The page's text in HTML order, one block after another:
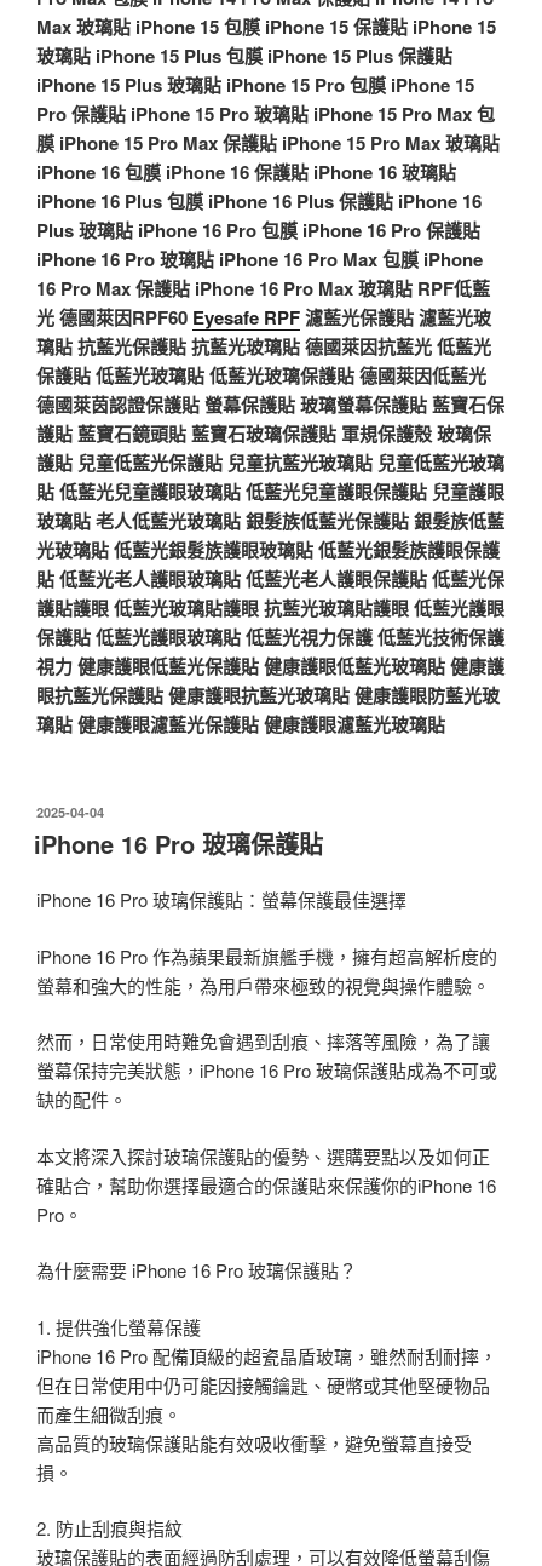
Max 玻璃貼 iPhone 15 包膜 iPhone 15 保護貼 iPhone 15
玻璃貼 iPhone 15 Plus 包膜 iPhone 15 Plus 保護貼
iPhone 15 Plus 玻璃貼 iPhone 15 Pro 包膜 iPhone 15
Pro 保護貼 iPhone 15 Pro 玻璃貼 iPhone 15 Pro Max 包
膜 iPhone 15 Pro Max 保護貼 iPhone 15 Pro Max 玻璃貼
iPhone 16 包膜 iPhone 16 保護貼 iPhone 16 玻璃貼
iPhone 16 Plus 包膜 iPhone 16 Plus 保護貼 iPhone 16
Plus 玻璃貼 iPhone 16 Pro 包膜 iPhone 16 Pro 保護貼
iPhone 16 Pro 玻璃貼 iPhone 16 Pro Max 包膜 iPhone
16 Pro Max 保護貼 iPhone 16 Pro Max 玻璃貼 RPF低藍
光德國萊因RPF60 Eyesafe RPF濾藍光保護貼濾藍光玻
璃貼抗藍光保護貼抗藍光玻璃貼德國萊因抗藍光低藍光
保護貼低藍光玻璃貼低藍光玻璃保護貼德國萊因低藍光
德國萊茵認證保護貼螢幕保護貼玻璃螢幕保護貼藍寶石保
護貼藍寶石鏡頭貼藍寶石玻璃保護貼 軍規保護殼玻璃保
護貼 兒童低藍光保護貼 兒童抗藍光玻璃貼 兒童低藍光玻璃
貼低藍光兒童護眼玻璃貼低藍光兒童護眼保護貼 兒童護眼
玻璃貼老人低藍光玻璃貼銀髮族低藍光保護貼銀髮族低藍
光玻璃貼低藍光銀髮族護眼玻璃貼低藍光銀髮族護眼保護
貼低藍光老人護眼玻璃貼低藍光老人護眼保護貼低藍光保
護貼護眼低藍光玻璃貼護眼抗藍光玻璃貼護眼低藍光護眼
保護貼低藍光護眼玻璃貼低藍光視力保護低藍光技術保護
視力健康護眼低藍光保護貼健康護眼低藍光玻璃貼健康護
眼抗藍光保護貼健康護眼抗藍光玻璃貼健康護眼防藍光玻
璃貼健康護眼濾藍光保護貼健康護眼濾藍光玻璃貼
發
佈
於
2025-04-04
iPhone 16 Pro 玻璃保護貼
iPhone 16 Pro 玻璃保護貼：螢幕保護最佳選擇
iPhone 16 Pro 作為蘋果最新旗艦手機，擁有超高解析度的
螢幕和強大的性能，為用戶帶來極致的視覺與操作體驗。
然而，日常使用時難免會遇到刮痕、摔落等風險，為了讓
螢幕保持完美狀態，iPhone 16 Pro 玻璃保護貼成為不可或
缺的配件。
本文將深入探討玻璃保護貼的優勢、選購要點以及如何正
確貼合，幫助你選擇最適合的保護貼來保護你的iPhone 16
Pro。
為什麼需要 iPhone 16 Pro 玻璃保護貼？
1. 提供強化螢幕保護
iPhone 16 Pro 配備頂級的超瓷晶盾玻璃，雖然耐刮耐摔，
但在日常使用中仍可能因接觸鑰匙、硬幣或其他堅硬物品
而產生細微刮痕。
高品質的玻璃保護貼能有效吸收衝擊，避免螢幕直接受
損。
2. 防止刮痕與指紋
玻璃保護貼的表面經過防刮處理，可以有效降低螢幕刮傷